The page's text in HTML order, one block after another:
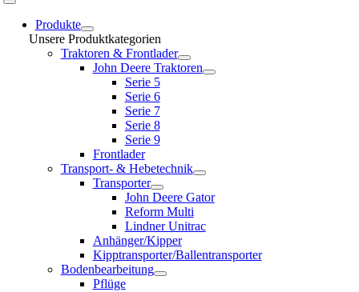
Toggle
NavigationProdukte
Unsere Produktkategorien
Traktoren & Frontlader
John Deere Traktoren
Serie 5
Serie 6
Serie 7
Serie 8
Serie 9
Frontlader
Transport- & Hebetechnik
Transporter
John Deere Gator
Reform Multi
Lindner Unitrac
Anhänger/Kipper
Kipptransporter/Ballentransporter
Bodenbearbeitung
Pflüge